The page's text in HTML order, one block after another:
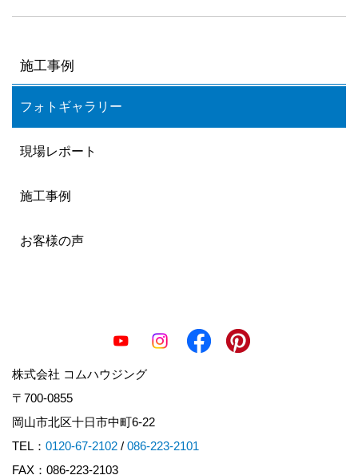
施工事例
フォトギャラリー
現場レポート
施工事例
お客様の声
株式会社 コムハウジング
〒700-0855
岡山市北区十日市中町6-22
TEL： 0120-67-2102 / 086-223-2101
FAX：086-223-2103